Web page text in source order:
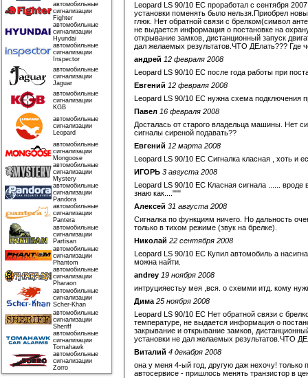
автомобильные
сигнализации
Fighter
автомобильные
сигнализации
Hyundai
автомобильные
сигнализации
Inspector
автомобильные
сигнализации
Jaguar
автомобильные
сигнализации
KGB
автомобильные
сигнализации
Leopard
автомобильные
сигнализации
Mongoose
автомобильные
сигнализации
Mystery
автомобильные
сигнализации
Pandora
автомобильные
сигнализации
Pantera
автомобильные
сигнализации
Partisan
автомобильные
сигнализации
Phantom
автомобильные
сигнализации
Pharaon
автомобильные
сигнализации
Scher-Khan
автомобильные
сигнализации
Sheriff
автомобильные
сигнализации
Tomahawk
автомобильные
сигнализации
Zorro
Leopard LS 90/10 EC проработал с сентября
установки поменять было нельзя.Приобрел
глюк. Нет обратной связи с брелком(символ
не выдается информация о постановке на
открывание замков, дистанционный запуск
дал желаемых результатов.ЧТО ДЕлать??? Где
андрей 12 февраля 2008
Leopard LS 90/10 EC после года работы при
Евгений 12 февраля 2008
Leopard LS 90/10 EC нужна схема подключения
Павел 16 февраля 2008
Досталась от старого владельца машины. Нет
сигналы сиреной подавать??
Евгений 12 марта 2008
Leopard LS 90/10 EC Сигналка класная , хоть и
ИГОРЬ 3 августа 2008
Leopard LS 90/10 EC Класная сигнала ...... вроде
знаю как...."""
Алексей 31 августа 2008
Сигналка по функциям ничего. Но дальность
только в тихом режиме (звук на брелке).
Николай 22 сентября 2008
Leopard LS 90/10 EC Купил автомобиль а
можна найти.
andrey 19 ноября 2008
интруцияестьу мея ,вся. о схемми итд. кому
Дима 25 ноября 2008
Leopard LS 90/10 EC Нет обратной связи с
температуре, не выдается информация о
закрывание и открывание замков,
установки не дал желаемых результатов.ЧТО
Виталий 4 декабря 2008
она у меня 4-ый год, другую даж нехочу! только
автосервисе - пришлось менять транзистор в